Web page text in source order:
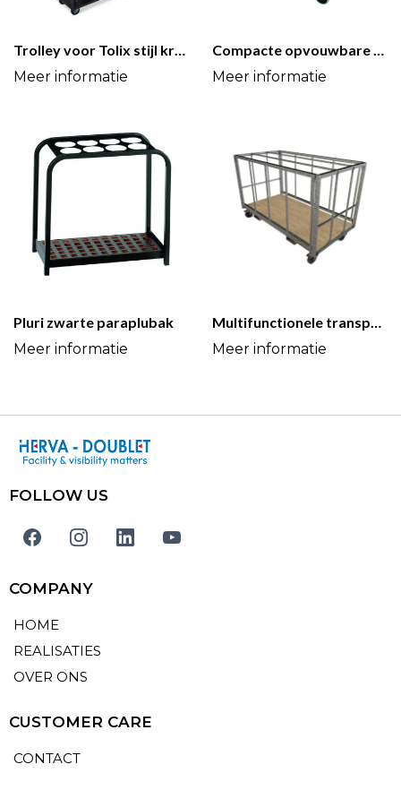
Trolley voor Tolix stijl krukken Compacte opvouwbare trolley
Pluri zwarte paraplubak Multifunctionele transportkar
FOLLOW US
COMPANY
HOME
REALISATIES
OVER ONS
CUSTOMER CARE
CONTACT